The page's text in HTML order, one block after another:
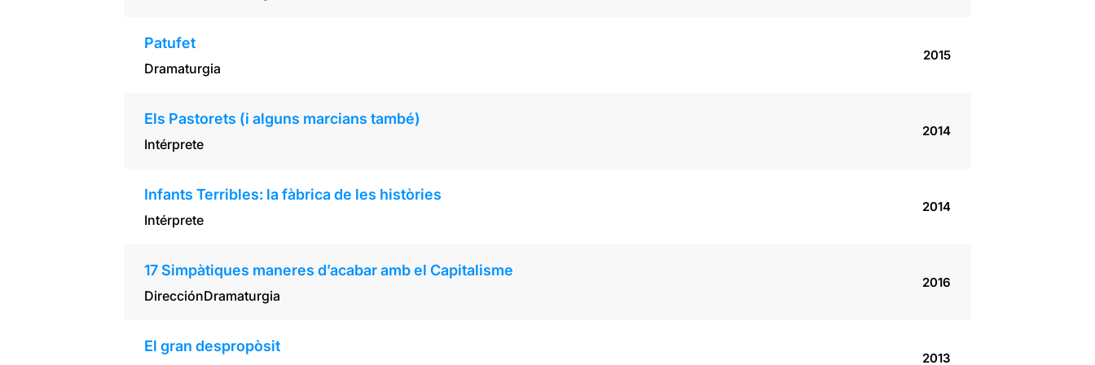
Patufet
Dramaturgia
2015
Els Pastorets (i alguns marcians també)
Intérprete
2014
Infants Terribles: la fàbrica de les històries
Intérprete
2014
17 Simpàtiques maneres d’acabar amb el Capitalisme
DirecciónDramaturgia
2016
El gran despropòsit
2013